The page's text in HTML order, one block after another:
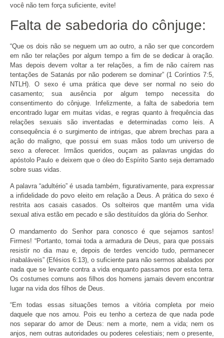
você não tem força suficiente, evite!
Falta de sabedoria do cônjuge:
“Que os dois não se neguem um ao outro, a não ser que concordem
em não ter relações por algum tempo a fim de se dedicar à oração.
Mas depois devem voltar a ter relações, a fim de não caírem nas
tentações de Satanás por não poderem se dominar” (1 Coríntios 7:5,
NTLH). O sexo é uma prática que deve ser normal no seio do
casamento; sua ausência por algum tempo necessita do
consentimento do cônjuge. Infelizmente, a falta de sabedoria tem
encontrado lugar em muitas vidas, e regras quanto à frequência das
relações sexuais são inventadas e determinadas como leis. A
consequência é o surgimento de intrigas, que abrem brechas para a
ação do maligno, que possui em suas mãos todo um universo de
sexo a oferecer. Irmãos queridos, ouçam as palavras ungidas do
apóstolo Paulo e deixem que o óleo do Espírito Santo seja derramado
sobre suas vidas.
A palavra “adultério” é usada também, figurativamente, para expressar
a infidelidade do povo eleito em relação a Deus. A prática do sexo é
restrita aos casais casados. Os solteiros que mantêm uma vida
sexual ativa estão em pecado e são destituídos da glória do Senhor.
O mandamento do Senhor para conosco é que sejamos santos!
Firmes! “Portanto, tomai toda a armadura de Deus, para que possais
resistir no dia mau e, depois de terdes vencido tudo, permanecer
inabaláveis” (Efésios 6:13), o suficiente para não sermos abalados por
nada que se levante contra a vida enquanto passamos por esta terra.
Os costumes comuns aos filhos dos homens jamais devem encontrar
lugar na vida dos filhos de Deus.
“Em todas essas situações temos a vitória completa por meio
daquele que nos amou. Pois eu tenho a certeza de que nada pode
nos separar do amor de Deus: nem a morte, nem a vida; nem os
anjos, nem outras autoridades ou poderes celestiais; nem o presente,